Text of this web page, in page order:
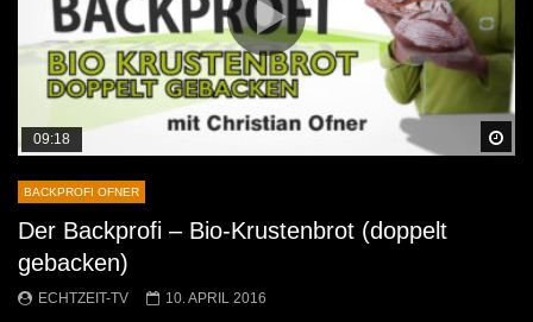
09:18
BACKPROFI OFNER
Der Backprofi – Bio-Krustenbrot (doppelt
gebacken)
ECHTZEIT-TV 10. APRIL 2016